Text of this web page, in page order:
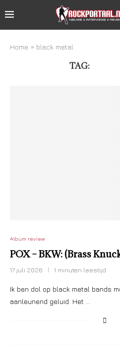
Home » black metal
TAG:
Album review
POX – BKW: (Brass
17 juli 2026 1 minuten leestijd
Ik ben dol op black metal bands
aanleunend geluid. Het …